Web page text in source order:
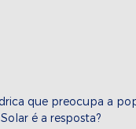
que preocupa a
é a resposta?